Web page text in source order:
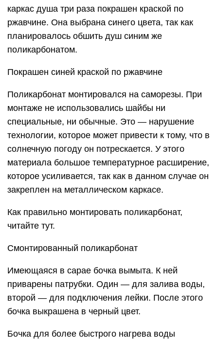
каркас душа три раза покрашен краской по
ржавчине. Она выбрана синего цвета, так как
планировалось обшить душ синим же
поликарбонатом.
Покрашен синей краской по ржавчине
Поликарбонат монтировался на саморезы. При
монтаже не использовались шайбы ни
специальные, ни обычные. Это — нарушение
технологии, которое может привести к тому, что в
солнечную погоду он потрескается. У этого
материала большое температурное расширение,
которое усиливается, так как в данном случае он
закреплен на металлическом каркасе.
Как правильно монтировать поликарбонат,
читайте тут.
Смонтированный поликарбонат
Имеющаяся в сарае бочка вымыта. К ней
приварены патрубки. Один — для залива воды,
второй — для подключения лейки. После этого
бочка выкрашена в черный цвет.
Бочка для более быстрого нагрева воды